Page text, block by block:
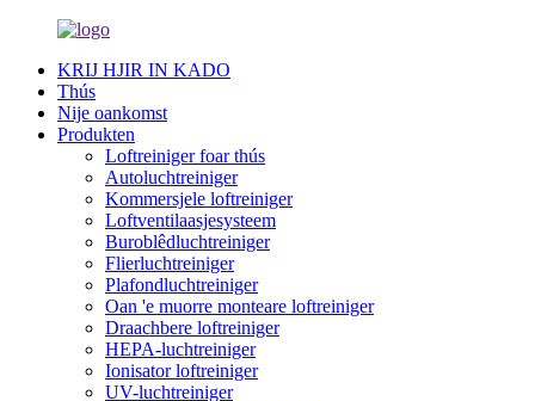
KRIJ HJIR IN KADO
Thús
Nije oankomst
Produkten
Loftreiniger foar thús
Autoluchtreiniger
Kommersjele loftreiniger
Loftventilaasjesysteem
Buroblêdluchtreiniger
Flierluchtreiniger
Plafondluchtreiniger
Oan 'e muorre monteare loftreiniger
Draachbere loftreiniger
HEPA-luchtreiniger
Ionisator loftreiniger
UV-luchtreiniger